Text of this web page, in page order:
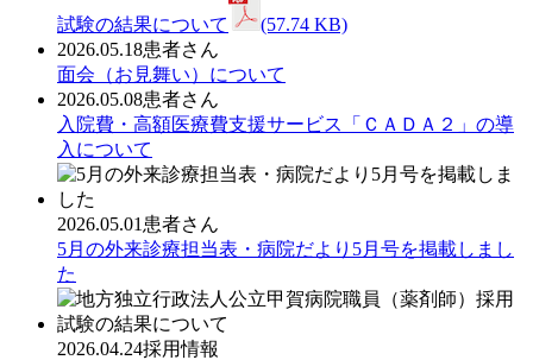
試験の結果について
(57.74 KB)
2026.05.18患者さん
面会（お見舞い）について
2026.05.08患者さん
入院費・高額医療費支援サービス「ＣＡＤＡ２」の導
入について
2026.05.01 患者さん
5月の外来診療担当表・病院だより5月号を掲載しまし
た
2026.04.24採用情報